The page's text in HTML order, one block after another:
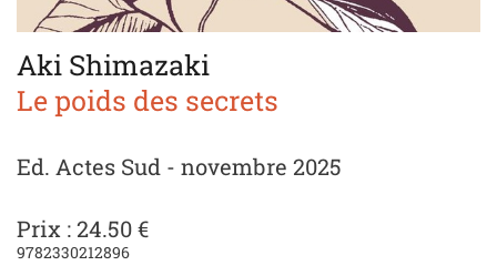
Aki Shimazaki
Le poids des secrets
Ed. Actes Sud - novembre 2025
Prix : 24.50 €
9782330212896